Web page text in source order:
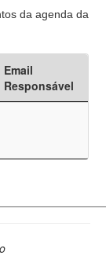
da agenda da
Email
Responsável